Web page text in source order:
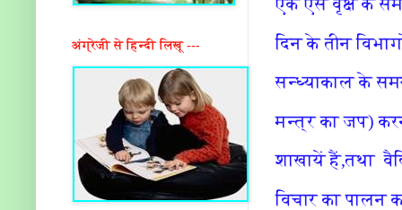
दिन के तीन
सन्ध्याकाल के
मन्त्र का जप)
शाखायें हैं,तथा
विचार का पालन
अंग्रेजी से हिन्दी लिखू ---